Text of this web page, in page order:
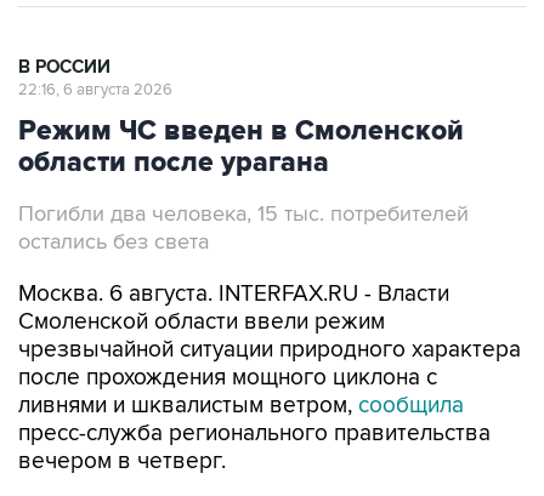
В РОССИИ
22:16, 6 августа 2026
Режим ЧС введен в Смоленской
области после урагана
Погибли два человека, 15 тыс. потребителей
остались без света
Москва. 6 августа. INTERFAX.RU - Власти
Смоленской области ввели режим
чрезвычайной ситуации природного характера
после прохождения мощного циклона с
ливнями и шквалистым ветром, сообщила
пресс-служба регионального правительства
вечером в четверг.